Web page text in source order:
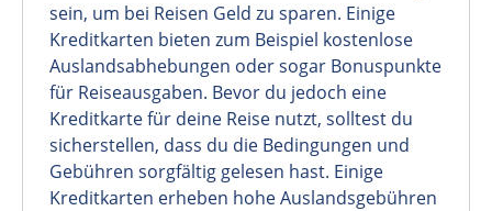
sein, um bei Reisen Geld zu sparen. Einige
Kreditkarten bieten zum Beispiel kostenlose
Auslandsabhebungen oder sogar Bonuspunkte
für Reiseausgaben. Bevor du jedoch eine
Kreditkarte für deine Reise nutzt, solltest du
sicherstellen, dass du die Bedingungen und
Gebühren sorgfältig gelesen hast. Einige
Kreditkarten erheben hohe Auslandsgebühren